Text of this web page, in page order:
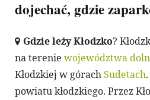
dojechać, gdzie
Gdzie leży Kłodzko?
na terenie województwa
Kłodzkiej w górachSudetach
powiatu kłodzkiego. Przez